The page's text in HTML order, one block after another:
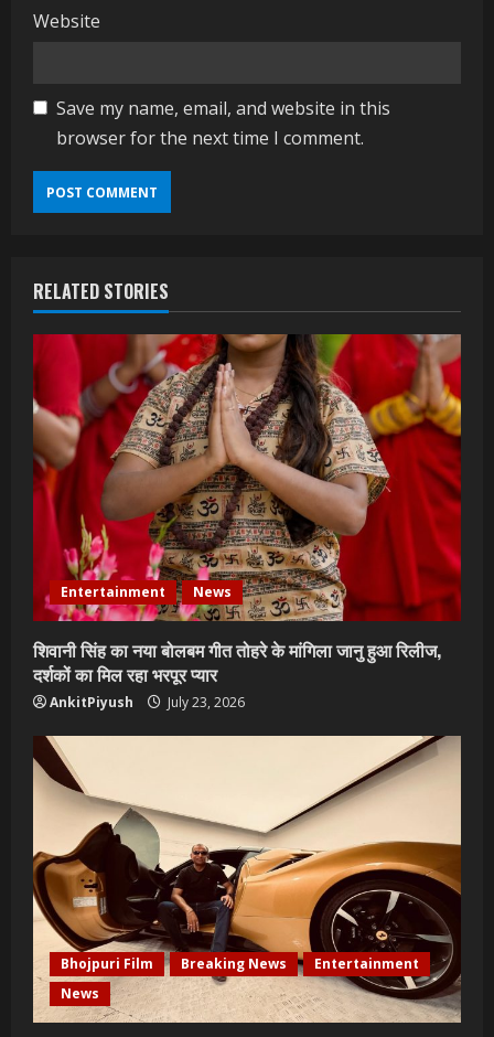
Website
Save my name, email, and website in this
browser for the next time I comment.
RELATED STORIES
Entertainment News
शिवानी सिंह का नया बोलबम गीत तोहरे के मांगिला जानु हुआ रिलीज,
दर्शकों का मिल रहा भरपूर प्यार
AnkitPiyush July 23, 2026
Bhojpuri Film Breaking News
Entertainment
News